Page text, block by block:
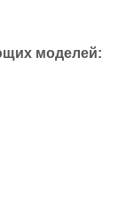
моделей: